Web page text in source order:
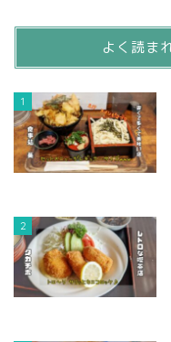
よく読ま
1
2